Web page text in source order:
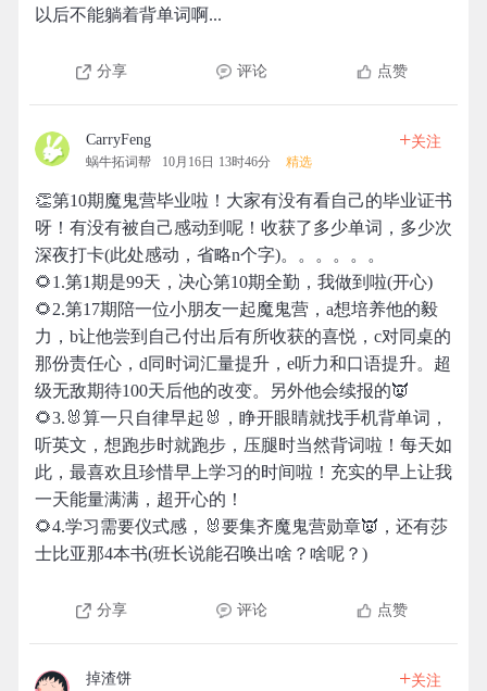
以后不能躺着背单词啊...
分享 评论 点赞
CarryFeng
蜗牛拓词帮 10月16日 13时46分 精选
+关注
👏第10期魔鬼营毕业啦！大家有没有看自己的毕业证书
呀！有没有被自己感动到呢！收获了多少单词，多少次
深夜打卡(此处感动，省略n个字)。。。。。。
🌻1.第1期是99天，决心第10期全勤，我做到啦(开心)
🌻2.第17期陪一位小朋友一起魔鬼营，a想培养他的毅
力，b让他尝到自己付出后有所收获的喜悦，c对同桌的
那份责任心，d同时词汇量提升，e听力和口语提升。超
级无敌期待100天后他的改变。另外他会续报的👿
🌻3.🐰算一只自律早起🐰，睁开眼睛就找手机背单词，
听英文，想跑步时就跑步，压腿时当然背词啦！每天如
此，最喜欢且珍惜早上学习的时间啦！充实的早上让我
一天能量满满，超开心的！
🌻4.学习需要仪式感，🐰要集齐魔鬼营勋章👿，还有莎
士比亚那4本书(班长说能召唤出啥？啥呢？)
分享 评论 点赞
掉渣饼 +关注